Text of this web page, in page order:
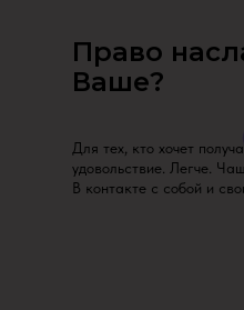
Право
Ваше?
Для тех, кто хочет
удовольствие. Легче.
В контакте с собой и